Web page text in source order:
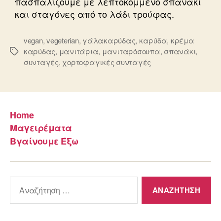
και σταγόνες από το λάδι τρούφας.
Ετικέτες
vegan,vegeterian, γάλακαρύδας, καρύδα, κρέμα
καρύδας, μανιτάρια, μανιταρόσουπα, σπανάκι,
συνταγές, χορτοφαγικές συνταγές
Home
Μαγειρέματα
Βγαίνουμε Έξω
για: